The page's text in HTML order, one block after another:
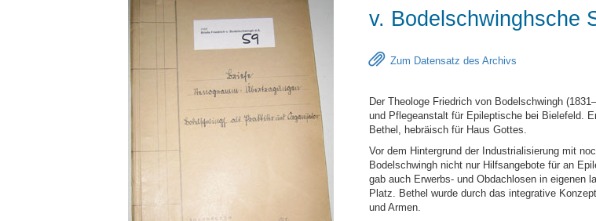
v. Bodelschwinghsche
Zum Datensatz des Archivs
Der Theologe Friedrich von Bodelschwingh
und Pflegeanstalt für Epileptische bei Bielefeld.
Bethel, hebräisch für Haus Gottes.
Vor dem Hintergrund der Industrialisierung mit
Bodelschwingh nicht nur Hilfsangebote für an
gab auch Erwerbs- und Obdachlosen in eigenen
Platz. Bethel wurde durch das integrative
und Armen.